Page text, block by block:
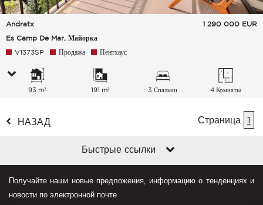
Andratx
Es Camp De Mar, Майорка
1 290 000 EUR
V1373SP Продажа Пентхаус
93 m² 191 m² 3 Спальни 4 Комнаты
НАЗАД Страница 1
Быстрые ссылки
Получайте наши новые предложения, информацию о тенденциях и
новости по электронной почте